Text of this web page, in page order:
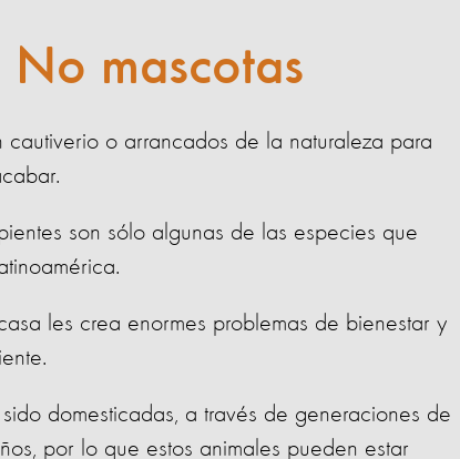
No mascotas
o arrancados de la naturaleza para
son sólo algunas de las especies que
les crea enormes problemas de bienestar y
domesticadas, a través de generaciones de
por lo que estos animales pueden estar